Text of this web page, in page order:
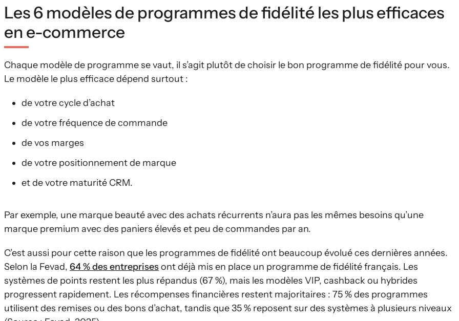
Les 6 modèles de programmes de fidélité les plus efficaces
en e-commerce
Chaque modèle de programme se vaut, il s’agit plutôt de choisir le bon programme de fidélité pour vous.
Le modèle le plus efficace dépend surtout :
de votre cycle d’achat
de votre fréquence de commande
de vos marges
de votre positionnement de marque
et de votre maturité CRM.
Par exemple, une marque beauté avec des achats récurrents n’aura pas les mêmes besoins qu’une
marque premium avec des paniers élevés et peu de commandes par an.
C’est aussi pour cette raison que les programmes de fidélité ont beaucoup évolué ces dernières années.
Selon la Fevad, 64 % des entreprisesont déjà mis en place un programme de fidélité français. Les
systèmes de points restent les plus répandus (67 %), mais les modèles VIP, cashback ou hybrides
progressent rapidement. Les récompenses financières restent majoritaires : 75 % des programmes
utilisent des remises ou des bons d’achat, tandis que 35 % reposent sur des systèmes à plusieurs niveaux